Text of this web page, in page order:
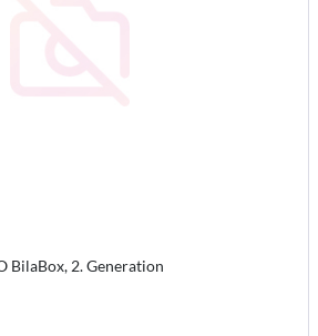
BilaBox, 2. Generation